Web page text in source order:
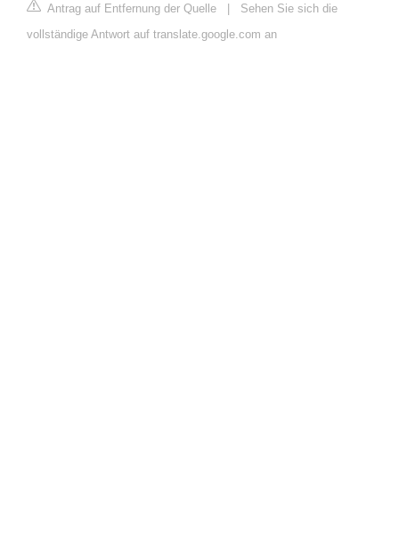
Antrag auf Entfernung der Quelle | Sehen Sie sich die
vollständige Antwort auf translate.google.com an